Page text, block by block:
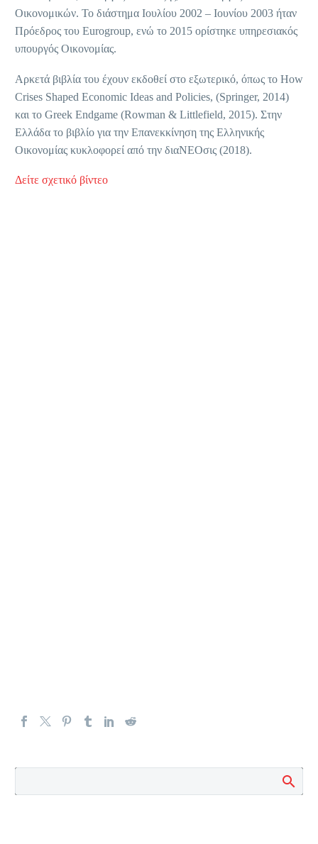
Οικονομικών. Το διάστημα Ιουλίου 2002 – Ιουνίου 2003 ήταν
Πρόεδρος του Eurogroup, ενώ το 2015 ορίστηκε υπηρεσιακός
υπουργός Οικονομίας.
Αρκετά βιβλία του έχουν εκδοθεί στο εξωτερικό, όπως το How
Crises Shaped Economic Ideas and Policies, (Springer, 2014)
και το Greek Endgame (Rowman & Littlefield, 2015). Στην
Ελλάδα το βιβλίο για την Επανεκκίνηση της Ελληνικής
Οικονομίας κυκλοφορεί από την διαΝΕΟσις (2018).
Δείτε σχετικό βίντεο